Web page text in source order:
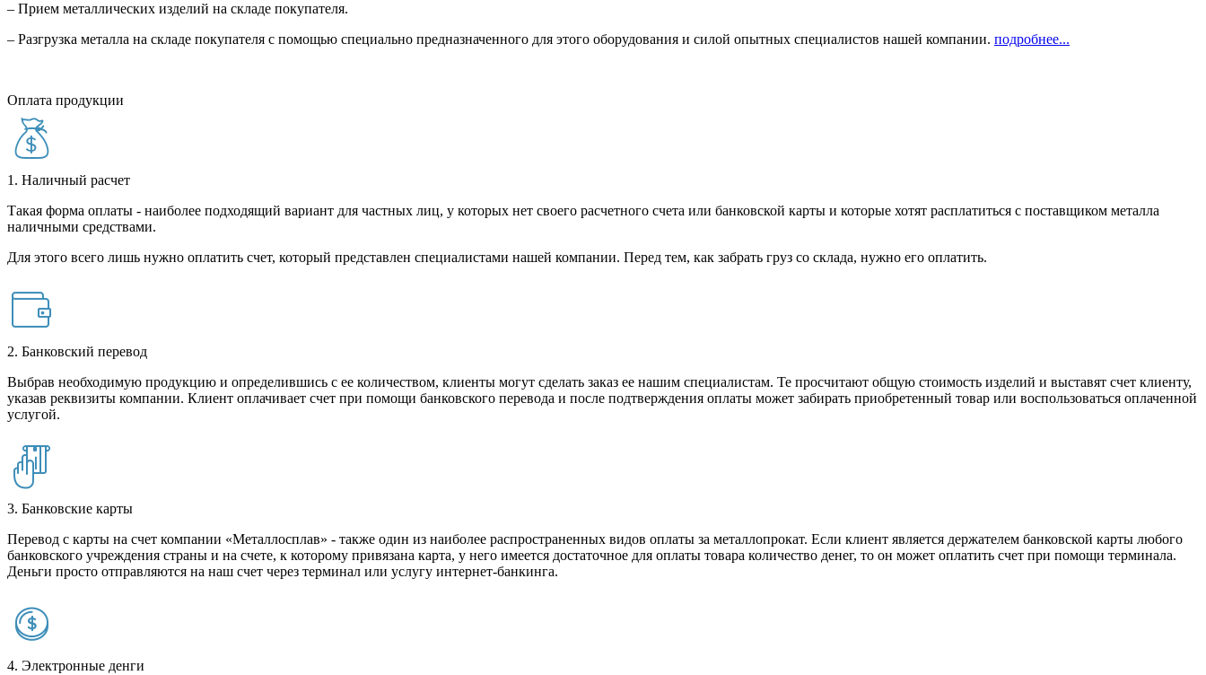
– Прием металлических изделий на складе покупателя.
– Разгрузка металла на складе покупателя с помощью специально предназначенного для этого оборудования и силой опытных специалистов нашей компании. подробнее...
Оплата продукции
1. Наличный расчет
Такая форма оплаты - наиболее подходящий вариант для частных лиц, у которых нет своего расчетного счета или банковской карты и которые хотят расплатиться с поставщиком металла
наличными средствами.
Для этого всего лишь нужно оплатить счет, который представлен специалистами нашей компании. Перед тем, как забрать груз со склада, нужно его оплатить.
2. Банковский перевод
Выбрав необходимую продукцию и определившись с ее количеством, клиенты могут сделать заказ ее нашим специалистам. Те просчитают общую стоимость изделий и выставят счет клиенту,
указав реквизиты компании. Клиент оплачивает счет при помощи банковского перевода и после подтверждения оплаты может забирать приобретенный товар или воспользоваться оплаченной
услугой.
3. Банковские карты
Перевод с карты на счет компании «Металлосплав» - также один из наиболее распространенных видов оплаты за металлопрокат. Если клиент является держателем банковской карты любого
банковского учреждения страны и на счете, к которому привязана карта, у него имеется достаточное для оплаты товара количество денег, то он может оплатить счет при помощи терминала.
Деньги просто отправляются на наш счет через терминал или услугу интернет-банкинга.
4. Электронные денги